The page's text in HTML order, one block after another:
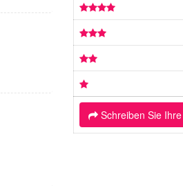
Schreiben Sie